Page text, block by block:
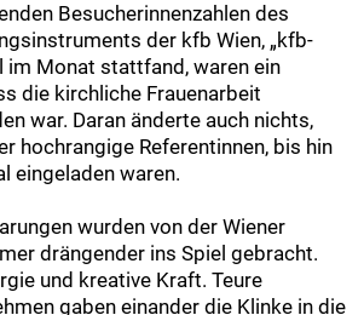
Besucherinnenzahlen des
der kfb Wien, „kfb-
im Monat stattfand, waren ein
die kirchliche Frauenarbeit
war. Daran änderte auch nichts,
hochrangige Referentinnen, bis hin
eingeladen waren.
wurden von der Wiener
drängender ins Spiel gebracht.
und kreative Kraft. Teure
gaben einander die Klinke in die